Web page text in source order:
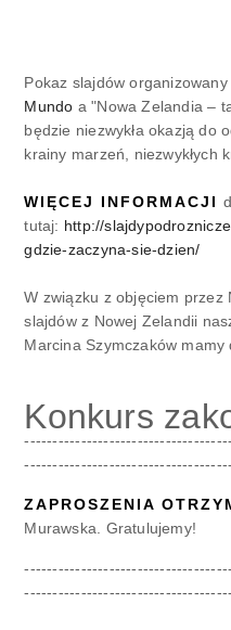
Pokaz slajdów
Mundo a "Nowa Zelandia –
będzie niezwykła okazją do
krainy marzeń, niezwykłych
WIĘCEJ INFORMACJI
tutaj: http://
gdzie-zaczyna-sie-dzien/
W związku z objęciem przez
slajdów z Nowej Zelandii
Marcina Szymczaków mamy
Konkurs
-------------------------------------
ZAPROSZENIA
Murawska. Gratulujemy!
-------------------------------------